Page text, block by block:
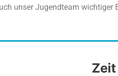
unser Jugendteam wichtiger
Zeit